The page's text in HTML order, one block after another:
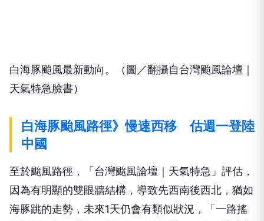
白海豚颱風最新動向。（圖／翻攝自台灣颱風論壇｜
天氣特急臉書）
白海豚颱風路徑》慢速西移 估週一登陸
中國
至於颱風路徑，「台灣颱風論壇｜天氣特急」評估，
因為有明顯的雙眼牆結構，導致先西南後西北，猶如
海豚跳的走勢，未來1天仍會有類似狀況，「一路搖